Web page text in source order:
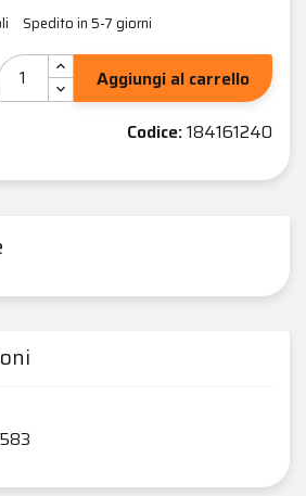
Spedito in 5-7 giorni
Aggiungi al carrello
Codice:184161240